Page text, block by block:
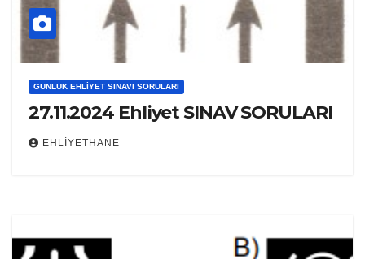
GUNLUK EHLIYET SINAVI SORULARI
27.11.2024 Ehliyet SINAV SORULARI
EHLIYETHANE